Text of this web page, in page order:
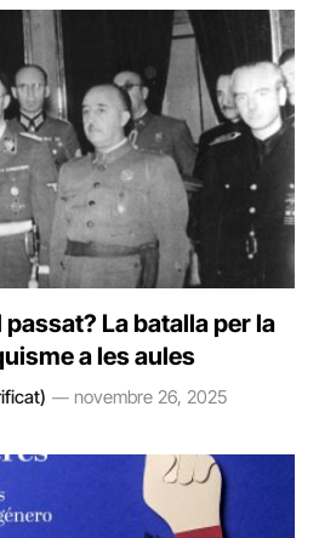
La batalla per la
a les aules
novembre 26, 2025